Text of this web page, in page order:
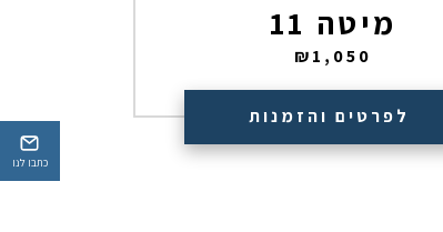
כתבו לנו
מיטה 11
₪1,050
לפרטים והזמנות